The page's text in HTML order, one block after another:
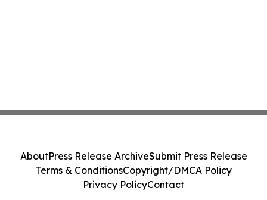
AboutPress Release ArchiveSubmit Press Release
Terms & ConditionsCopyright/DMCA Policy
Privacy PolicyContact